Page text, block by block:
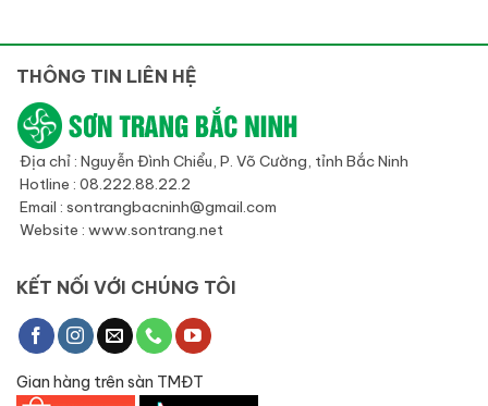
THÔNG TIN LIÊN HỆ
Địa chỉ : Nguyễn Đình Chiểu, P. Võ Cường, tỉnh Bắc Ninh
Hotline : 08.222.88.22.2
Email : sontrangbacninh@gmail.com
Website : www.sontrang.net
KẾT NỐI VỚI CHÚNG TÔI
Gian hàng trên sàn TMĐT